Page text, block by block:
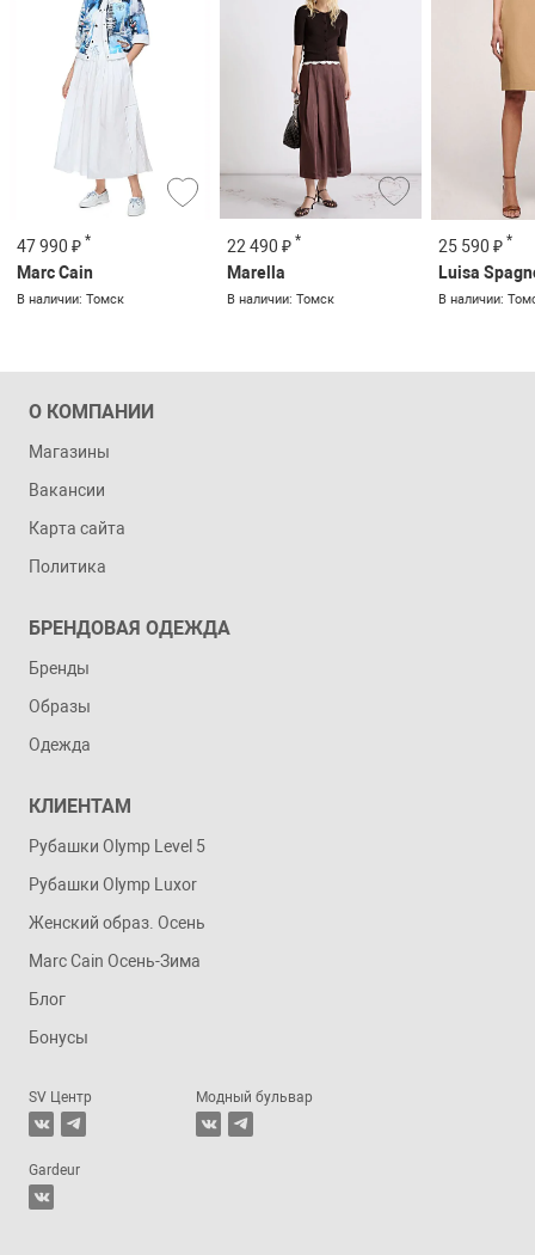
47 990 ₽ *
Marc Cain
В наличии: Томск
22 490 ₽ *
Marella
В наличии: Томск
25 590 ₽ *
Luisa
В наличии:
О КОМПАНИИ
Магазины
Вакансии
Карта сайта
Политика
БРЕНДОВАЯ ОДЕЖДА
Бренды
Образы
Одежда
КЛИЕНТАМ
Рубашки Olymp Level 5
Рубашки Olymp Luxor
Женский образ. Осень
Marc Cain Осень-Зима
Блог
Бонусы
SV Центр Модный бульвар
Gardeur